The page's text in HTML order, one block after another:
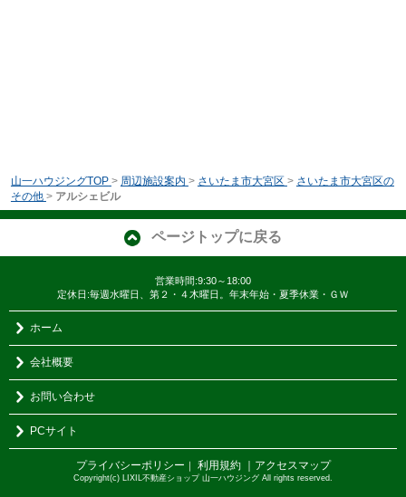
山一ハウジングTOP > 周辺施設案内 > さいたま市大宮区 > さいたま市大宮区の
その他 > アルシェビル
ページトップに戻る
営業時間:9:30～18:00
定休日:毎週水曜日、第２・４木曜日。年末年始・夏季休業・ＧＷ
ホーム
会社概要
お問い合わせ
PCサイト
プライバシーポリシー ｜ 利用規約 ｜アクセスマップ
Copyright(c) LIXIL不動産ショップ 山一ハウジング All rights reserved.